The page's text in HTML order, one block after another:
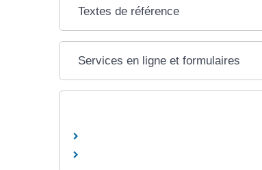
Textes de référence
Services en ligne et formulaires